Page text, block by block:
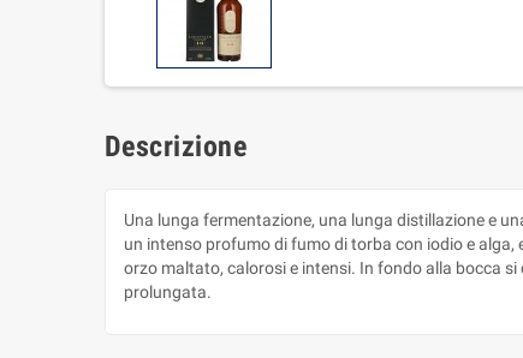
Descrizione
Una lunga fermentazione, una lunga distillazione e
un intenso profumo di fumo di torba con iodio e
orzo maltato, calorosi e intensi. In fondo alla bocca
prolungata.